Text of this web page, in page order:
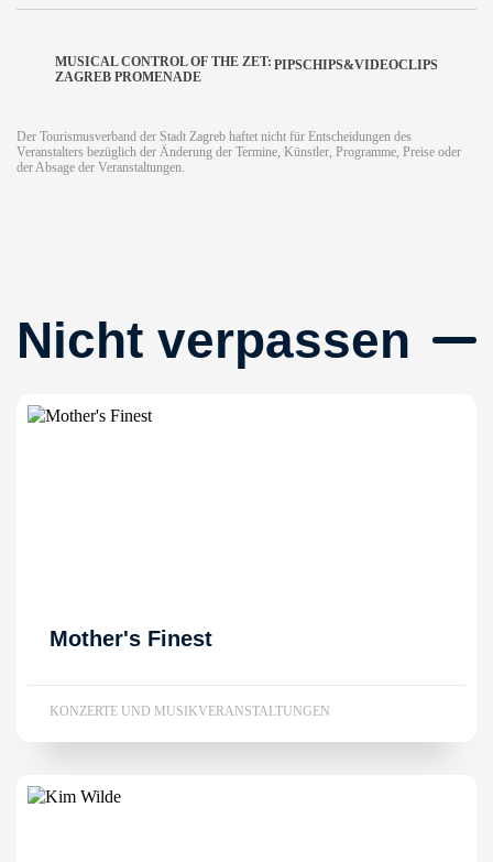
MUSICAL CONTROL OF THE ZET:
ZAGREB PROMENADE
PIPSCHIPS&VIDEOCLIPS
Der Tourismusverband der Stadt Zagreb haftet nicht für Entscheidungen des
Veranstalters bezüglich der Änderung der Termine, Künstler, Programme, Preise oder
der Absage der Veranstaltungen.
Nicht verpassen
Mother's Finest
KONZERTE UND MUSIKVERANSTALTUNGEN